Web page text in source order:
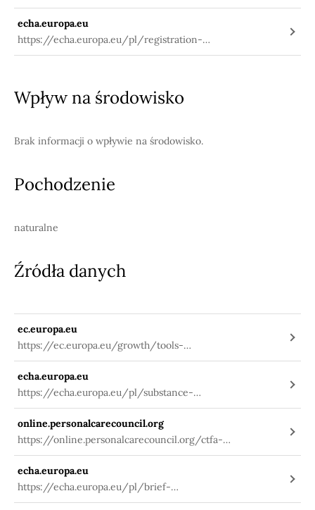
echa.europa.eu
https://echa.europa.eu/pl/registration-
dossier/-/registered-dossier/15935/1
Wpływ na środowisko
Brak informacji o wpływie na środowisko.
Pochodzenie
naturalne
Źródła danych
ec.europa.eu
https://ec.europa.eu/growth/tools-
databases/cosing/index.cfm?
fuseaction=search.details_v2&id=33889
echa.europa.eu
https://echa.europa.eu/pl/substance-
information/-/substanceinfo/100.043.308
online.personalcarecouncil.org
https://online.personalcarecouncil.org/ctfa-
static/online/lists/cir-pdfs/PR623.pdf
echa.europa.eu
https://echa.europa.eu/pl/brief-
profile/-/briefprofile/100.043.308